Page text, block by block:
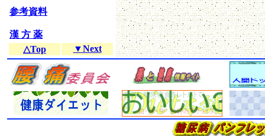
参考資料
漢 方 薬
△Top
▼Next